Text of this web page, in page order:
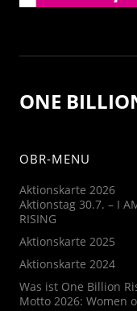
ONE
OBR-MENU
Aktionskarte 2026
Aktionstag 30.7. – I
RISING
Aktionskarte 2025
Aktionskarte 2024
Was ist One Billion
Motto 2026: Women